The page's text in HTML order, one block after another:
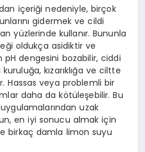
içeriği nedeniyle, birçok
gidermek ve cildi
yüzlerinde kullanır. Bununla
oldukça asidiktir ve
dengesini bozabilir, ciddi
kızarıklığa ve ciltte
Hassas veya problemli bir
daha da kötüleşebilir. Bu
uzak
en iyi sonucu almak için
birkaç damla limon suyu